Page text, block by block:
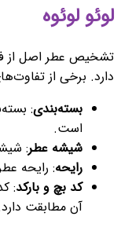
لوئو لوئوه
تشخیص عطر اصل از
دارد. برخی از
بسته‌بندی:
است.
شیشه عطر:
رایحه: رایحه
کد بچ و بارکد:
آن مطابقت